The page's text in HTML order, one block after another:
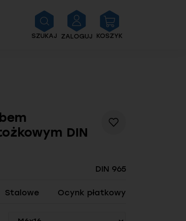
SZUKAJ ZALOGUJ KOSZYK
DIN
DIN 965
Stalowe Ocynk płatkowy
Dodaj